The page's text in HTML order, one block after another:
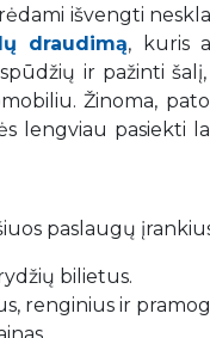
išvengti
draudimą, kuris
ir pažinti
Žinoma,
lengviau pasiekti
paslaugų
bilietus.
renginius ir